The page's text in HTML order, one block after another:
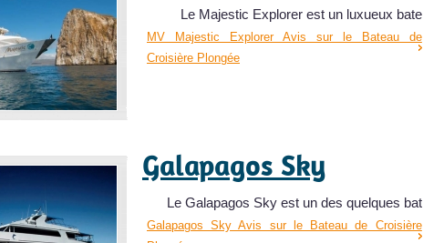
Le Majestic Explorer est un luxueux bate
MV Majestic Explorer Avis sur le Bateau de
Croisière Plongée
Galapagos Sky
Le Galapagos Sky est un des quelques bat
Galapagos Sky Avis sur le Bateau de Croisière